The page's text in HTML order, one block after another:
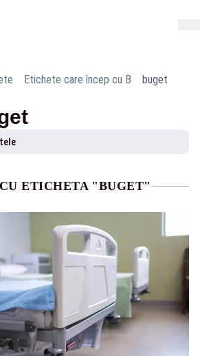
Etichete care încep cu B buget
ETICHETA "BUGET"